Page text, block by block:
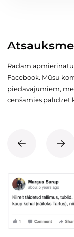
Rādām
Facebook. Mūsu
piedāvājumiem,
cenšamies palīdzēt